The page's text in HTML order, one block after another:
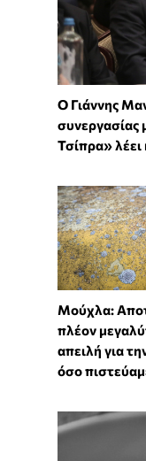
Ο Γιάννης
συνεργασίας
Τσίπρα»
Μούχλα:
πλέον
απειλή για
όσο